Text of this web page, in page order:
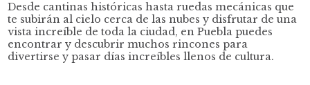
Desde cantinas históricas hasta ruedas mecánicas que
te subirán al cielo cerca de las nubes y disfrutar de una
vista increíble de toda la ciudad, en Puebla puedes
encontrar y descubrir muchos rincones para
divertirse y pasar días increíbles llenos de cultura.